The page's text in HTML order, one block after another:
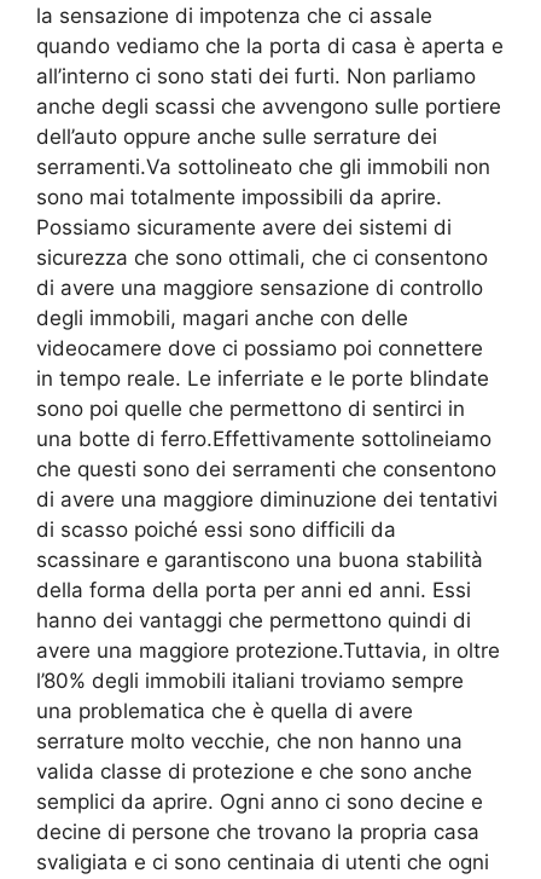
la sensazione di impotenza che ci assale
quando vediamo che la porta di casa è aperta e
all’interno ci sono stati dei furti. Non parliamo
anche degli scassi che avvengono sulle portiere
dell’auto oppure anche sulle serrature dei
serramenti.Va sottolineato che gli immobili non
sono mai totalmente impossibili da aprire.
Possiamo sicuramente avere dei sistemi di
sicurezza che sono ottimali, che ci consentono
di avere una maggiore sensazione di controllo
degli immobili, magari anche con delle
videocamere dove ci possiamo poi connettere
in tempo reale. Le inferriate e le porte blindate
sono poi quelle che permettono di sentirci in
una botte di ferro.Effettivamente sottolineiamo
che questi sono dei serramenti che consentono
di avere una maggiore diminuzione dei tentativi
di scasso poiché essi sono difficili da
scassinare e garantiscono una buona stabilità
della forma della porta per anni ed anni. Essi
hanno dei vantaggi che permettono quindi di
avere una maggiore protezione.Tuttavia, in oltre
l’80% degli immobili italiani troviamo sempre
una problematica che è quella di avere
serrature molto vecchie, che non hanno una
valida classe di protezione e che sono anche
semplici da aprire. Ogni anno ci sono decine e
decine di persone che trovano la propria casa
svaligiata e ci sono centinaia di utenti che ogni